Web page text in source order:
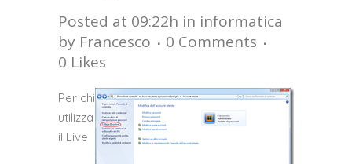
Posted at 09:22h in informatica
by Francesco
0 Comments
0 Likes
Per chi
utilizza
il Live